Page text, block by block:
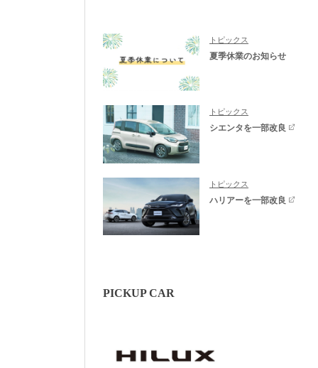
トピックス
夏季休業のお知らせ
トピックス
シエンタを一部改良
トピックス
ハリアーを一部改良
PICKUP CAR